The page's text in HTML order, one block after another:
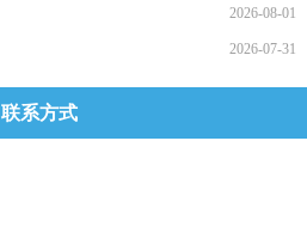
2026-08-01
2026-07-31
联系方式